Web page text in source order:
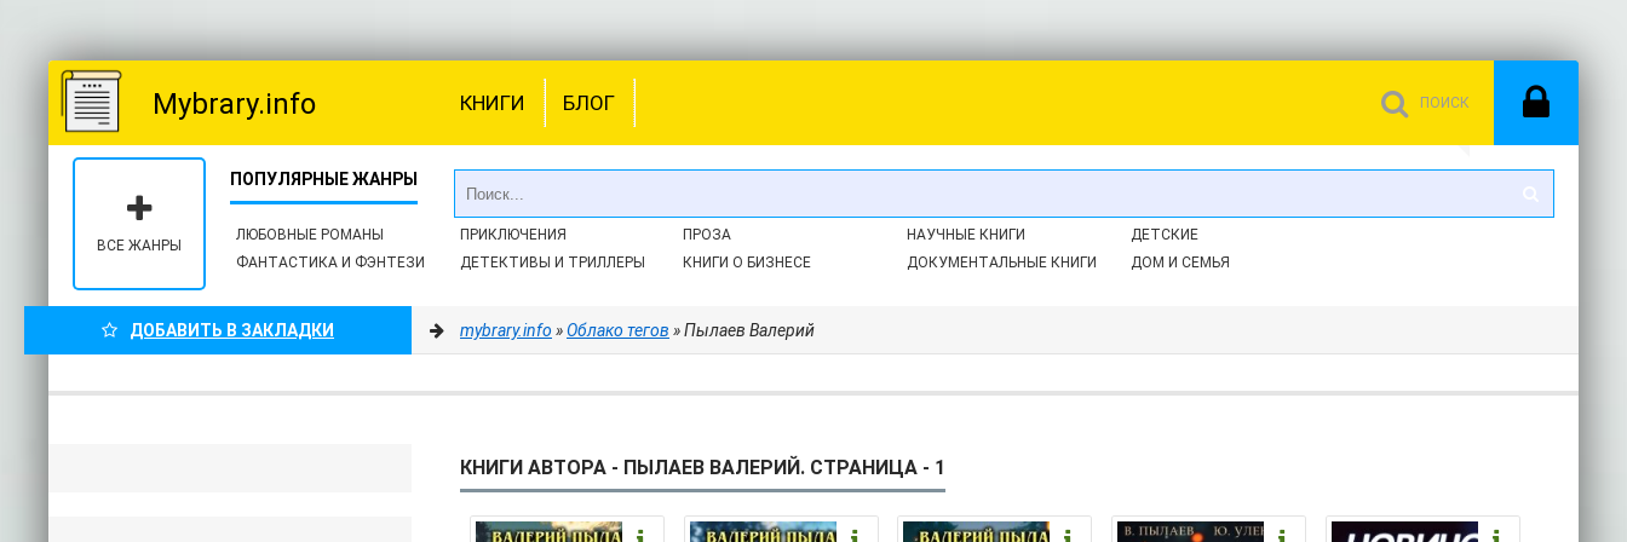
Mybrary.info КНИГИ БЛОГ
ЛЮБОВНЫЕ РОМАНЫ
ФАНТАСТИКА И ФЭНТЕЗИ
ПРИКЛЮЧЕНИЯ
ДЕТЕКТИВЫ И ТРИЛЛЕРЫ
ПРОЗА
КНИГИ О БИЗНЕСЕ
НАУЧНЫЕ КНИГИ
ДОКУМЕНТАЛЬНЫЕ КНИГИ
ДЕТСКИЕ
ДОМ И СЕМЬЯ
ВСЕ ЖАНРЫ
ДОБАВИТЬ В ЗАКЛАДКИ mybrary.info »Облако тегов » Пылаев Валерий
КНИГИ АВТОРА - ПЫЛАЕВ ВАЛЕРИЙ. СТРАНИЦА - 1